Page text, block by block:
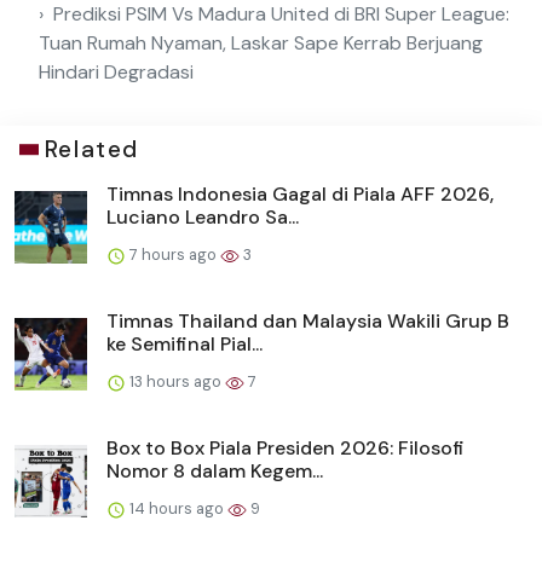
Prediksi PSIM Vs Madura United di BRI Super League:
Tuan Rumah Nyaman, Laskar Sape Kerrab Berjuang
Hindari Degradasi
Related
Timnas Indonesia Gagal di Piala AFF 2026,
Luciano Leandro Sa...
7 hours ago 3
Timnas Thailand dan Malaysia Wakili Grup B
ke Semifinal Pial...
13 hours ago 7
Box to Box Piala Presiden 2026: Filosofi
Nomor 8 dalam Kegem...
14 hours ago 9